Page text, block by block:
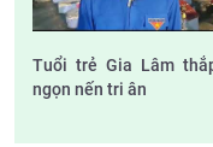
Tuổi trẻ Gia Lâm
ngọn nến tri ân